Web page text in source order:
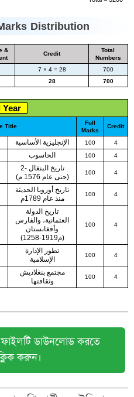
Distribution
&
Credit
Total
Numbers
7 × 4 = 28
700
28 700
Year
Title
Full
Marks
Credit
الإنجليزية الأساسية 100
4
الحاسوب 100 4
تاريخ البنغال -2
(حتى عام 1576 م)
100 4
تاريخ أوروبا الحديثة
منذ عام 1789م
100 4
تاريخ الدولة
العثمانية، والفارس
وأفغانستان
(م1919-1258)
100 4
تطور الإدارة
الإسلامية
100 4
مجتمع بنغلاديش
وثقافتها
100 4
ডাউনলোড করতে
করুন।